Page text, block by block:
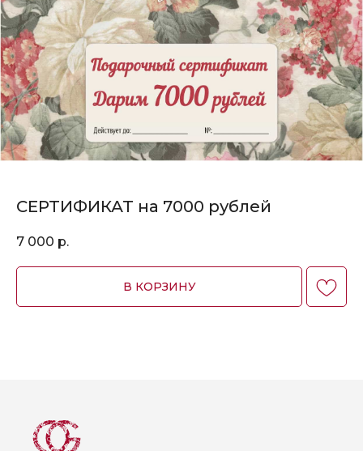
СЕРТИФИКАТ на 7000 рублей
7 000 р.
В КОРЗИНУ